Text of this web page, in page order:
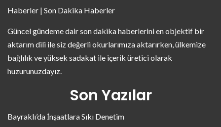
Haberler | Son Dakika Haberler
Güncel gündeme dair son dakika haberlerini en objektif bir
aktarım dili ile siz değerli okurlarımıza aktarırken, ülkemize
bağlılık ve yüksek sadakat ile içerik üretici olarak
huzurunuzdayız.
Son Yazılar
Bayraklı’da İnşaatlara Sıkı Denetim